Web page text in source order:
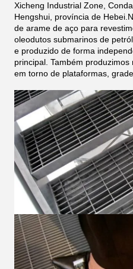
Xicheng Industrial Zone,
Hengshui, província de
de arame de aço para
oleodutos submarinos de
e produzido de forma
principal. Também
em torno de plataformas,